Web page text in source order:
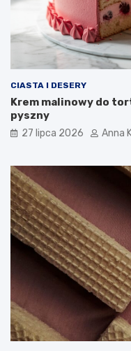
CIASTA I DESERY
Krem malinowy do
pyszny
27 lipca 2026 Anna